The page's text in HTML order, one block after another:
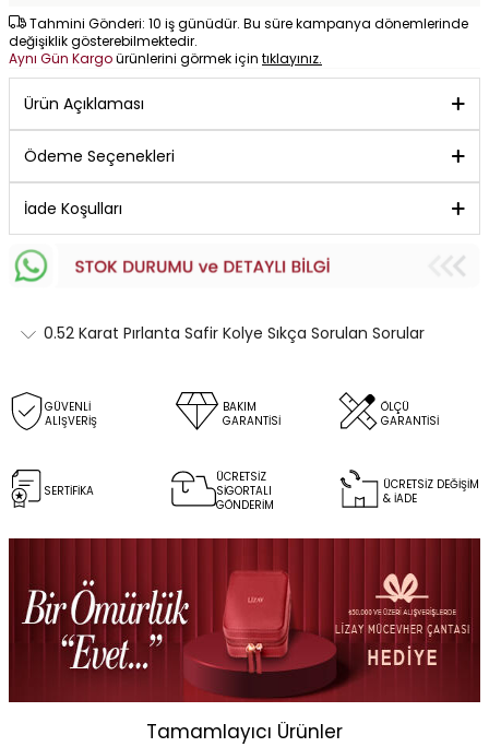
Tahmini Gönderi: 10 iş günüdür. Bu süre kampanya dönemlerinde
değişiklik gösterebilmektedir.
Aynı Gün Kargoürünlerini görmek için tıklayınız.
Ürün Açıklaması
Ödeme Seçenekleri
İade Koşulları
0.52 Karat Pırlanta Safir Kolye Sıkça Sorulan Sorular
GÜVENLİ
ALIŞVERİŞ
BAKIM
GARANTİSİ
ÖLÇÜ
GARANTİSİ
SERTİFİKA
ÜCRETSİZ
SİGORTALI
GÖNDERİM
ÜCRETSİZ DEĞİŞİM
& İADE
Tamamlayıcı Ürünler